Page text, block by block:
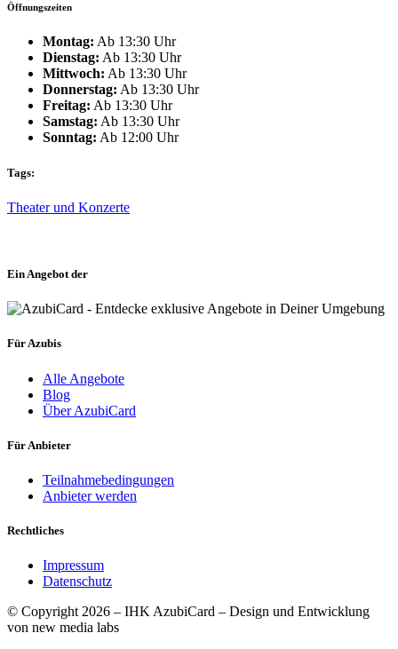
Öffnungszeiten
Montag: Ab 13:30 Uhr
Dienstag: Ab 13:30 Uhr
Mittwoch: Ab 13:30 Uhr
Donnerstag: Ab 13:30 Uhr
Freitag: Ab 13:30 Uhr
Samstag: Ab 13:30 Uhr
Sonntag: Ab 12:00 Uhr
Tags:
Theater und Konzerte
Ein Angebot der
Für Azubis
Alle Angebote
Blog
Über AzubiCard
Für Anbieter
Teilnahmebedingungen
Anbieter werden
Rechtliches
Impressum
Datenschutz
© Copyright 2026 – IHK AzubiCard – Design und Entwicklung
von new media labs